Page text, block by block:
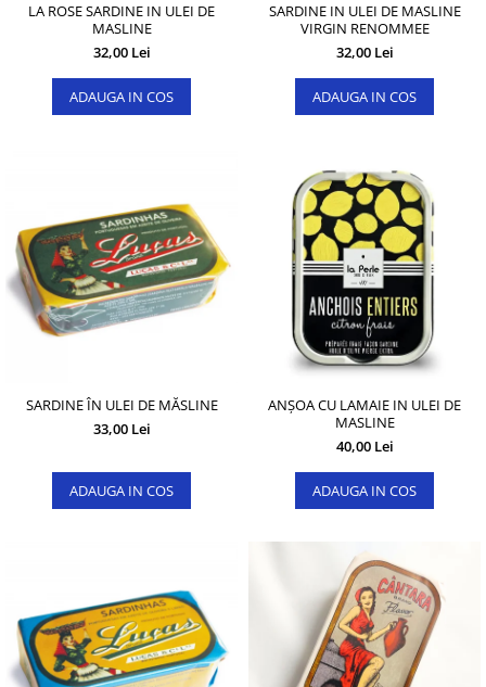
LA ROSE SARDINE IN ULEI DE
MASLINE
32,00 Lei
ADAUGA IN COS
SARDINE IN ULEI DE MASLINE
VIRGIN RENOMMEE
32,00 Lei
ADAUGA IN COS
SARDINE ÎN ULEI DE MĂSLINE
33,00 Lei
ADAUGA IN COS
ANȘOA CU LAMAIE IN ULEI DE
MASLINE
40,00 Lei
ADAUGA IN COS